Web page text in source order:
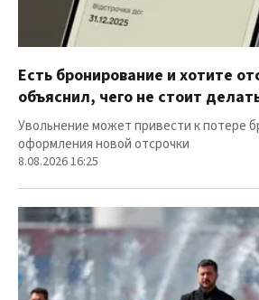
Есть бронирование и хотите
объяснил, чего не стоит
Увольнение может привести к потере
оформления новой отсрочки
8.08.2026 16:25